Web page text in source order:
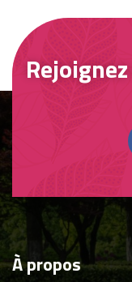
Àpropos